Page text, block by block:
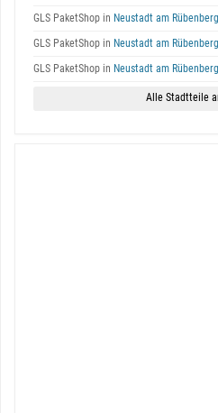
GLS PaketShop in Neustadt am
GLS PaketShop in Neustadt am
GLS PaketShop in Neustadt am
Alle Stadtteile